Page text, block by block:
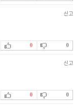
신고
0 0
신고
0 0